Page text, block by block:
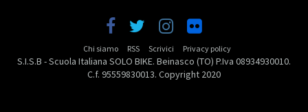
Chi siamo RSS Scrivici Privacy policy
S.I.S.B - Scuola Italiana SOLO BIKE. Beinasco (TO) P.Iva 08934930010.
C.f. 95559830013. Copyright 2020